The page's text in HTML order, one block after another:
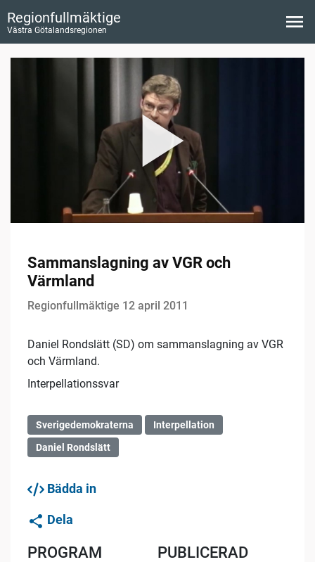
Regionfullmäktige
Västra Götalandsregionen
Sammanslagning av VGR och
Värmland
Regionfullmäktige 12 april 2011
Daniel Rondslätt (SD) om sammanslagning av VGR
och Värmland.
Interpellationssvar
Sverigedemokraterna
Interpellation
Daniel Rondslätt
Bädda in
Dela
PROGRAM PUBLICERAD